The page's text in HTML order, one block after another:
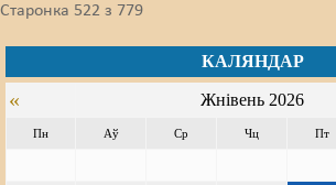
Старонка 522 з 779
КАЛЯНДАР
« Жнівень 2026
Пн Аў Ср Чц Пт